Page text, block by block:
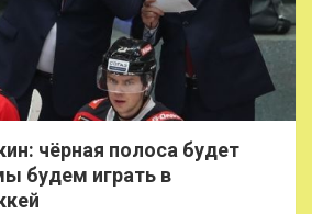
чёрная полоса будет
будем играть в